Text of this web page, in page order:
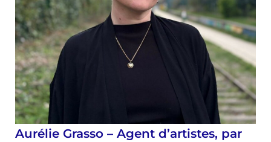
Aurélie Grasso – Agent d’artistes, par